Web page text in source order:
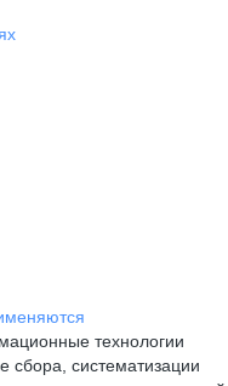
технологии
сбора, систематизации